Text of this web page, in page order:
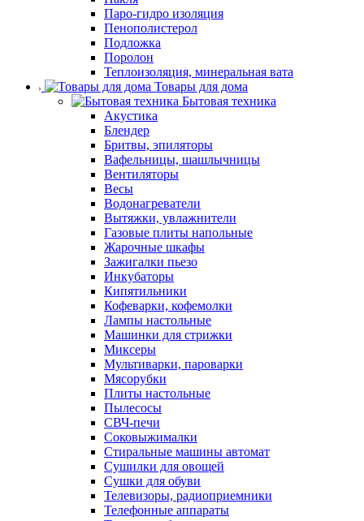
Паро-гидро изоляция
Пенополистерол
Подложка
Поролон
Теплоизоляция, минеральная вата
Товары для дома
Бытовая техника
Акустика
Блендер
Бритвы, эпиляторы
Вафельницы, шашлычницы
Вентиляторы
Весы
Водонагреватели
Вытяжки, увлажнители
Газовые плиты напольные
Жарочные шкафы
Зажигалки пьезо
Инкубаторы
Кипятильники
Кофеварки, кофемолки
Лампы настольные
Машинки для стрижки
Миксеры
Мультиварки, пароварки
Мясорубки
Плиты настольные
Пылесосы
СВЧ-печи
Соковыжималки
Стиральные машины автомат
Сушилки для овощей
Сушки для обуви
Телевизоры, радиоприемники
Телефонные аппараты